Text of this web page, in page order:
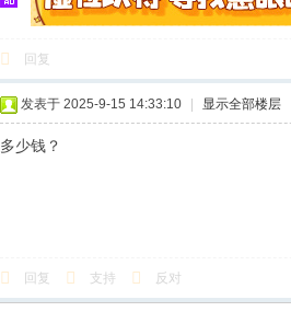
回复
发表于 2025-9-15 14:33:10 显示全部楼层
多少钱？
回复 支持 反对